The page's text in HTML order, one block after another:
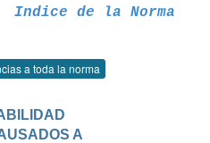
Indice de la Norma
a toda la norma
A